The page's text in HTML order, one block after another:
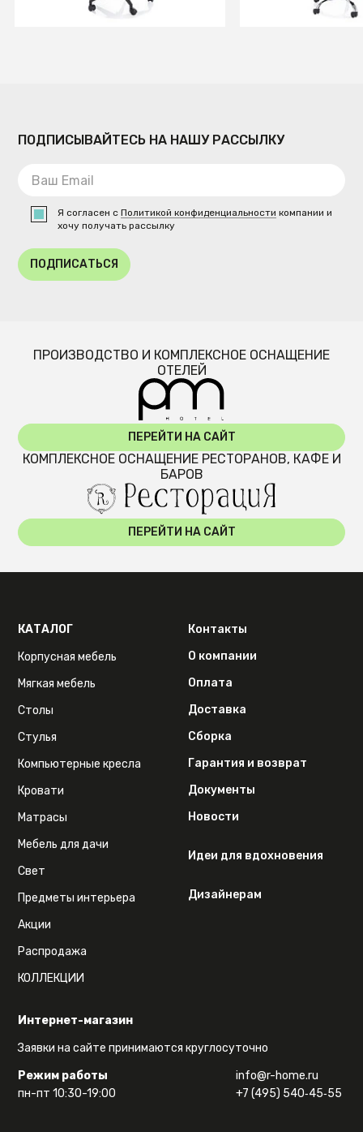
Временно отсутствует Временно
ПОДПИСЫВАЙТЕСЬ НА НАШУ РАССЫЛКУ
Я согласен сПолитикой конфиденциальности компании и
хочу получать рассылку
ПОДПИСАТЬСЯ
ПРОИЗВОДСТВО И КОМПЛЕКСНОЕ ОСНАЩЕНИЕ
ОТЕЛЕЙ
ПЕРЕЙТИ НА САЙТ
КОМПЛЕКСНОЕ ОСНАЩЕНИЕ РЕСТОРАНОВ, КАФЕ И
БАРОВ
ПЕРЕЙТИ НА САЙТ
Интернет-магазин
Заявки на сайте принимаются круглосуточно
Режим работы
пн-пт 10:30-19:00
info@r-home.ru
+7 (495) 540‑45‑55
КАТАЛОГ
Корпусная мебель
Мягкая мебель
Столы
Стулья
Компьютерные кресла
Кровати
Матрасы
Мебель для дачи
Свет
Предметы интерьера
Акции
Распродажа
КОЛЛЕКЦИИ
Контакты
О компании
Оплата
Доставка
Сборка
Гарантия и возврат
Документы
Новости
Идеи для вдохновения
Дизайнерам